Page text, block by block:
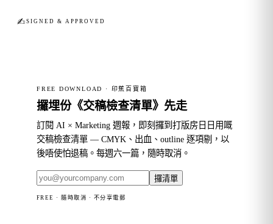
✍︎ SIGNED & APPROVED
FREE DOWNLOAD · 印蕉百寶箱
攞埋份《交稿檢查清單》先走
訂閱 AI × Marketing 週報，即刻攞到打版房日日用嘅
交稿檢查清單 — CMYK、出血、outline 逐項剔，以
後唔使怕退稿。每週六一篇，隨時取消。
攞清單
FREE · 隨時取消 · 不分享電郵